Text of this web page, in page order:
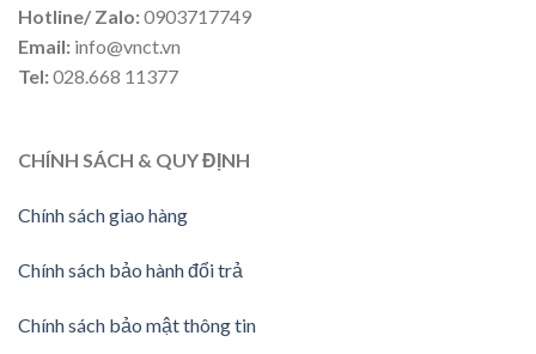
Hotline/ Zalo:0903717749
Email: info@vnct.vn
Tel:028.668 11377
CHÍNH SÁCH & QUY ĐỊNH
Chính sách giao hàng
Chính sách bảo hành đổi trả
Chính sách bảo mật thông tin